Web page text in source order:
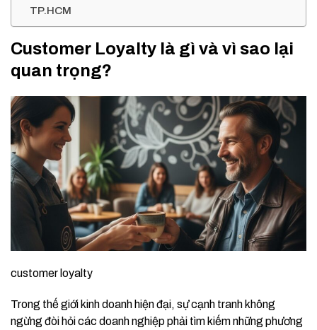
TP.HCM
Customer Loyalty là gì và vì sao lại
quan trọng?
customer loyalty
Trong thế giới kinh doanh hiện đại, sự cạnh tranh không
ngừng đòi hỏi các doanh nghiệp phải tìm kiếm những phương